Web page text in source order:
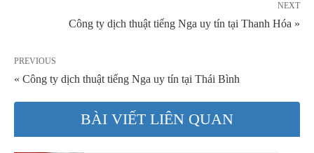
NEXT
Công ty dịch thuật tiếng Nga uy tín tại Thanh Hóa »
PREVIOUS
« Công ty dịch thuật tiếng Nga uy tín tại Thái Bình
BÀI VIẾT LIÊN QUAN